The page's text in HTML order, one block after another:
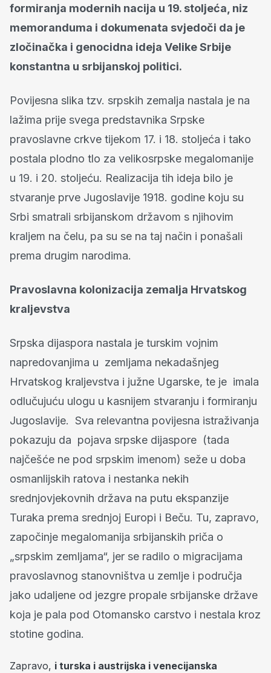
formiranja modernih nacija u 19. stoljeća, niz
memoranduma i dokumenata svjedoči da je
zločinačka i genocidna ideja Velike Srbije
konstantna u srbijanskoj politici.
Povijesna slika tzv. srpskih zemalja nastala je na
lažima prije svega predstavnika Srpske
pravoslavne crkve tijekom 17. i 18. stoljeća i tako
postala plodno tlo za velikosrpske megalomanije
u 19. i 20. stoljeću. Realizacija tih ideja bilo je
stvaranje prve Jugoslavije 1918. godine koju su
Srbi smatrali srbijanskom državom s njihovim
kraljem na čelu, pa su se na taj način i ponašali
prema drugim narodima.
Pravoslavna kolonizacija zemalja Hrvatskog
kraljevstva
Srpska dijaspora nastala je turskim vojnim
napredovanjima u zemljama nekadašnjeg
Hrvatskog kraljevstva i južne Ugarske, te je imala
odlučujuću ulogu u kasnijem stvaranju i formiranju
Jugoslavije. Sva relevantna povijesna istraživanja
pokazuju da pojava srpske dijaspore (tada
najčešće ne pod srpskim imenom) seže u doba
osmanlijskih ratova i nestanka nekih
srednjovjekovnih država na putu ekspanzije
Turaka prema srednjoj Europi i Beču. Tu, zapravo,
započinje megalomanija srbijanskih priča o
„srpskim zemljama“, jer se radilo o migracijama
pravoslavnog stanovništva u zemlje i područja
jako udaljene od jezgre propale srbijanske države
koja je pala pod Otomansko carstvo i nestala kroz
stotine godina.
Zapravo, i turska i austrijska i venecijanska